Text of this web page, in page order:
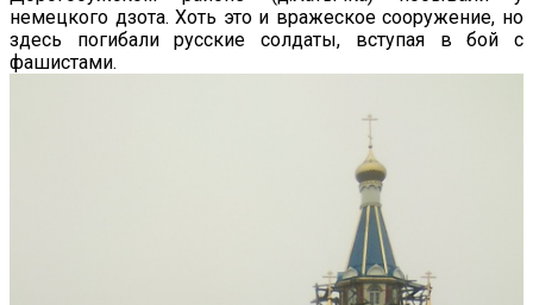
немецкого дзота. Хоть это и вражеское сооружение, но
здесь погибали русские солдаты, вступая в бой с
фашистами.